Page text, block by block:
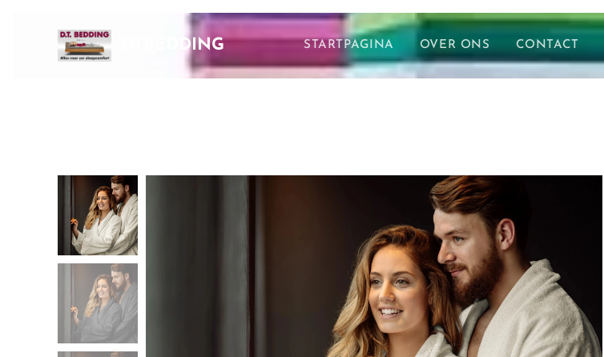
DTBEDDING STARTPAGINA OVER ONS CONTACT